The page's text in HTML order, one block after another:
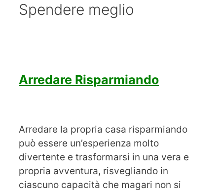
Spendere meglio
Arredare Risparmiando
Arredare la propria casa risparmiando
può essere un’esperienza molto
divertente e trasformarsi in una vera e
propria avventura, risvegliando in
ciascuno capacità che magari non si